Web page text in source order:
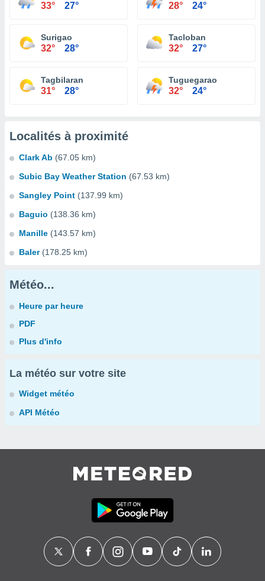
33° 27° 28° 24°
Surigao
32° 28°
Tacloban
32° 27°
Tagbilaran
31° 28°
Tuguegarao
32° 24°
Localités à proximité
Clark Ab (67.05 km)
Subic Bay Weather Station (67.53 km)
Sangley Point (137.99 km)
Baguio (138.36 km)
Manille (143.57 km)
Baler (178.25 km)
Météo...
Heure par heure
PDF
Plus d'info
La météo sur votre site
Widget météo
API Météo